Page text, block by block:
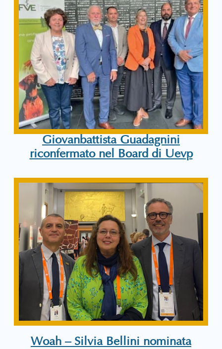
Giovanbattista Guadagnini
riconfermato nel Board di Uevp
Woah – Silvia Bellini nominata